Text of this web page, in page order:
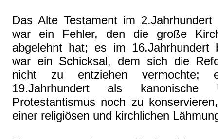
Das Alte Testament im 2.Jahrhundert
war ein Fehler, den die große
abgelehnt hat; es im 16.Jahrhundert
war ein Schicksal, dem sich die
nicht zu entziehen
19.Jahrhundert als kanonische
Protestantismus noch zu
einer religiösen und kirchlichen